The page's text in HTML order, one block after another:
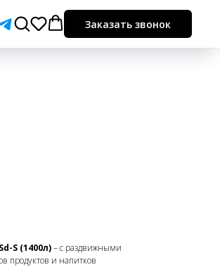
Заказать звонок
S (1400л)– с раздвижными
продуктов и напитков